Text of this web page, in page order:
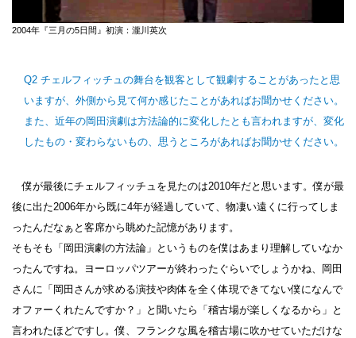
2004年『三月の5日間』初演：瀧川英次
Q2 チェルフィッチュの舞台を観客として観劇することがあったと思
いますが、外側から見て何か感じたことがあればお聞かせください。
また、近年の岡田演劇は方法論的に変化したとも言われますが、変化
したもの・変わらないもの、思うところがあればお聞かせください。
僕が最後にチェルフィッチュを見たのは2010年だと思います。僕が最
後に出た2006年から既に4年が経過していて、物凄い遠くに行ってしま
ったんだなぁと客席から眺めた記憶があります。
そもそも「岡田演劇の方法論」というものを僕はあまり理解していなか
ったんですね。ヨーロッパツアーが終わったぐらいでしょうかね、岡田
さんに「岡田さんが求める演技や肉体を全く体現できてない僕になんで
オファーくれたんですか？」と聞いたら「稽古場が楽しくなるから」と
言われたほどですし。僕、フランクな風を稽古場に吹かせていただけな